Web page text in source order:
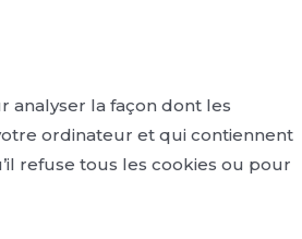
analyser la façon dont les
ordinateur et qui contiennent
refuse tous les cookies ou pour